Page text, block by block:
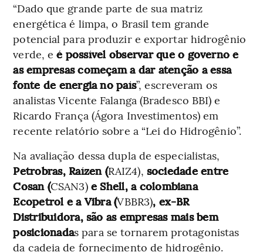
“Dado que grande parte de sua matriz
energética é limpa, o Brasil tem grande
potencial para produzir e exportar hidrogênio
verde, eé possível observar que o governo e
as empresas começam a dar atenção a essa
fonte de energia no país”, escreveram os
analistas Vicente Falanga (Bradesco BBI) e
Ricardo França (Ágora Investimentos) em
recente relatório sobre a “Lei do Hidrogênio”.
Na avaliação dessa dupla de especialistas,
Petrobras, Raízen (RAIZ4), sociedade entre
Cosan (CSAN3)e Shell, a colombiana
Ecopetrol e a Vibra (VBBR3), ex-BR
Distribuidora, são as empresas mais bem
posicionadas para se tornarem protagonistas
da cadeia de fornecimento de hidrogênio.